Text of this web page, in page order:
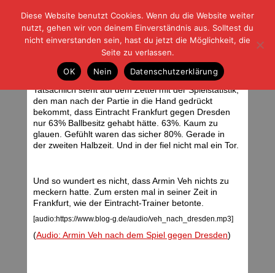
| | |BLOG-GFußball und der Rest
HOME|REGELN|IMPRESSUM |DATENSCHUTZ
"Ein fast perfektes Spiel"
Samstag, 17.03.12 | 06:31 Uhr
<div class="img_caption">Constant Djakpa. Foto: Stefan Krieger. </div>
Tatsächlich steht auf dem Zettel mit der Spielstatistik,
den man nach der Partie in die Hand gedrückt
bekommt, dass Eintracht Frankfurt gegen Dresden
nur 63% Ballbesitz gehabt hätte. 63%. Kaum zu
glauen. Gefühlt waren das sicher 80%. Gerade in
der zweiten Halbzeit. Und in der fiel nicht mal ein Tor.
Und so wundert es nicht, dass Armin Veh nichts zu
meckern hatte. Zum ersten mal in seiner Zeit in
Frankfurt, wie der Eintracht-Trainer betonte.
[audio:https://www.blog-g.de/audio/veh_nach_dresden.mp3]
(Audio: Armin Veh nach dem Spiel gegen Dresden)
Diese Website benutzt Cookies. Wenn du die Website weiter
nutzt, gehen wir von deinem Einverständnis aus. Solltest du
nicht einverstanden sein, hast du jetzt die Möglichkeit, die
Seite zu verlassen.
OK
Nein Datenschutzerklärung